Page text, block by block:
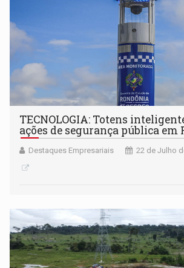
TECNOLOGIA: Totens
ações de segurança pública em
Destaques Empresariais 22 de Julho